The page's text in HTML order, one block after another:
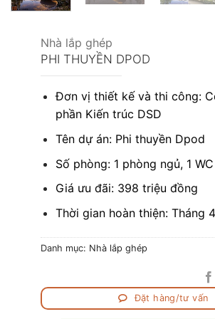
Nhà lắp ghép
PHI THUYỀN DPOD
Đơn vị thiết kế và thi công:
phần Kiến trúc DSD
Tên dự án: Phi thuyền Dpod
Số phòng: 1 phòng ngủ, 1 WC
Giá ưu đãi: 398 triệu đồng
Thời gian hoàn thiện: Tháng
Danh mục: Nhà lắp ghép
Đặt hàng/tư vấn